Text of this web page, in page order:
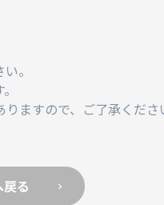
。
ますので、ご了承くださ
る